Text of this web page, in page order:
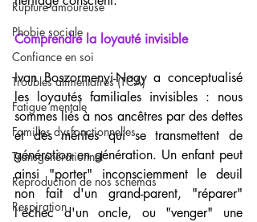
Rupture amoureuse
Phobie sociale
Confiance en soi
Troubles alimentaires (TCA)
Fatigue mentale
Familles dysfonctionnelles
Transgénérationnel
Reproduction de nos schémas
Respiration
Comprendre la loyauté invisible
Ivan Boszormenyi-Nagy a conceptualisé
les loyautés familiales invisibles : nous
sommes liés à nos ancêtres par des dettes
et des mérites qui se transmettent de
génération en génération. Un enfant peut
ainsi "porter" inconsciemment le deuil
non fait d'un grand-parent, "réparer"
l'échec d'un oncle, ou "venger" une